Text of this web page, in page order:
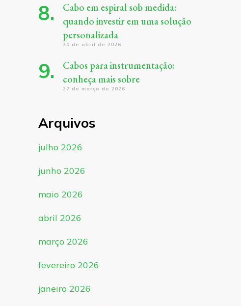
Cabo em espiral sob medida:
quando investir em uma solução
personalizada
20 de abril de 2026
Cabos para instrumentação:
conheça mais sobre
27 de março de 2026
Arquivos
julho 2026
junho 2026
maio 2026
abril 2026
março 2026
fevereiro 2026
janeiro 2026